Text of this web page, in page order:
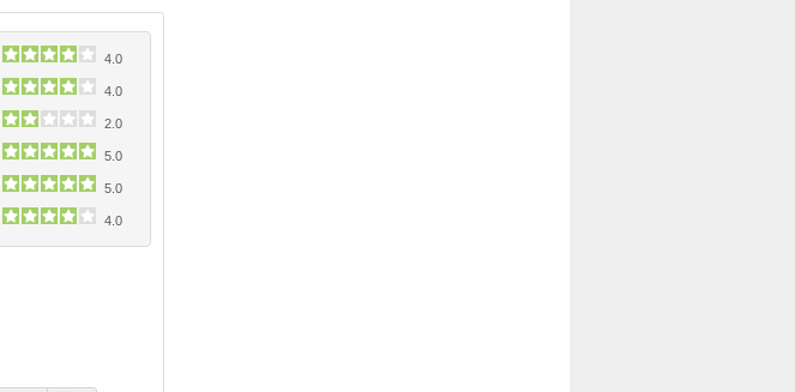
4.0
4.0
2.0
5.0
5.0
4.0